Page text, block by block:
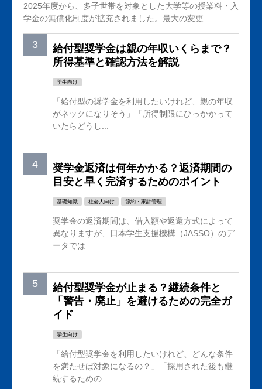
2025年度から、多子世帯を対象とした大学等の授業料・入
学金の無償化制度が拡充されました。最大の変更...
給付型奨学金は親の年収いくらまで？
所得基準と確認方法を解説
学生向け
「給付型の奨学金を利用したいけれど、親の年収
がネックになりそう」「所得制限にひっかかって
いたらどうし...
奨学金返済は何年かかる？返済期間の
目安と早く完済するためのポイント
基礎知識 社会人向け 節約・家計管理
奨学金の返済期間は、借入額や返還方式によって
異なりますが、日本学生支援機構（JASSO）のデ
ータでは...
給付型奨学金が止まる？継続条件と
「警告・廃止」を避けるための完全ガ
イド
学生向け
「給付型奨学金を利用したいけれど、どんな条件
を満たせば対象になるの？」「採用された後も継
続するための...